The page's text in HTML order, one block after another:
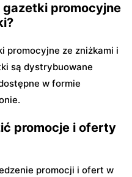
promocyjne
promocyjne ze zniżkami i
są dystrybuowane
w formie
promocje i oferty
promocji i ofert w